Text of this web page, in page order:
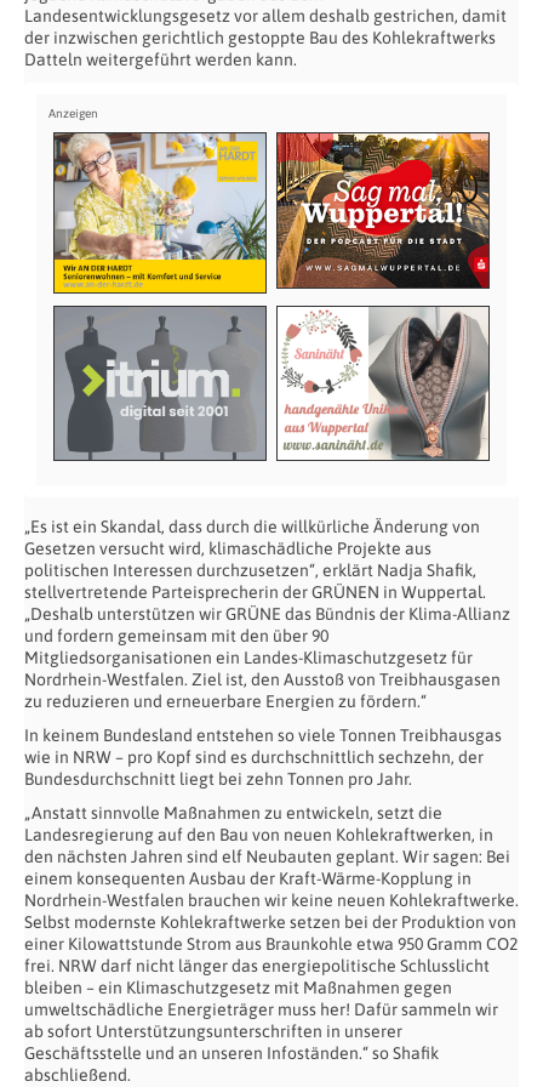
Landesentwicklungsgesetz vor allem deshalb gestrichen, damit
der inzwischen gerichtlich gestoppte Bau des Kohlekraftwerks
Datteln weitergeführt werden kann.
„Es ist ein Skandal, dass durch die willkürliche Änderung von
Gesetzen versucht wird, klimaschädliche Projekte aus
politischen Interessen durchzusetzen“, erklärt Nadja Shafik,
stellvertretende Parteisprecherin der GRÜNEN in Wuppertal.
„Deshalb unterstützen wir GRÜNE das Bündnis der Klima-Allianz
und fordern gemeinsam mit den über 90
Mitgliedsorganisationen ein Landes-Klimaschutzgesetz für
Nordrhein-Westfalen. Ziel ist, den Ausstoß von Treibhausgasen
zu reduzieren und erneuerbare Energien zu fördern.“
In keinem Bundesland entstehen so viele Tonnen Treibhausgas
wie in NRW – pro Kopf sind es durchschnittlich sechzehn, der
Bundesdurchschnitt liegt bei zehn Tonnen pro Jahr.
„Anstatt sinnvolle Maßnahmen zu entwickeln, setzt die
Landesregierung auf den Bau von neuen Kohlekraftwerken, in
den nächsten Jahren sind elf Neubauten geplant. Wir sagen: Bei
einem konsequenten Ausbau der Kraft-Wärme-Kopplung in
Nordrhein-Westfalen brauchen wir keine neuen Kohlekraftwerke.
Selbst modernste Kohlekraftwerke setzen bei der Produktion von
einer Kilowattstunde Strom aus Braunkohle etwa 950 Gramm CO2
frei. NRW darf nicht länger das energiepolitische Schlusslicht
bleiben – ein Klimaschutzgesetz mit Maßnahmen gegen
umweltschädliche Energieträger muss her! Dafür sammeln wir
ab sofort Unterstützungsunterschriften in unserer
Geschäftsstelle und an unseren Infoständen.“ so Shafik
abschließend.